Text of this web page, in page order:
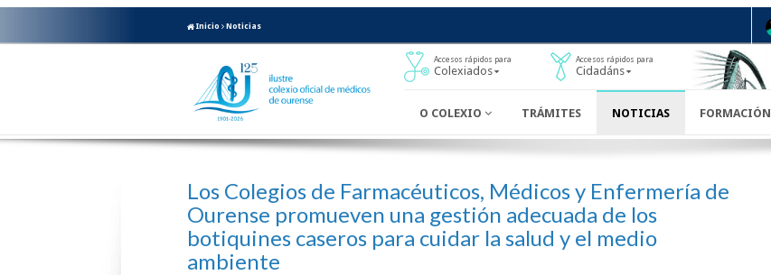
Inicio Noticias
Accesos rápidos para
Colexiados
Accesos rápidos para
Cidadáns
O COLEXIO TRÁMITES NOTICIAS FORMACIÓN
Los Colegios de Farmacéuticos, Médicos y Enfermería de
Ourense promueven una gestión adecuada de los
botiquines caseros para cuidar la salud y el medio
ambiente